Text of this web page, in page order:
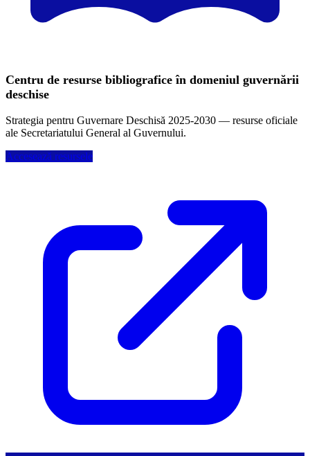
Centru de resurse bibliografice în domeniul guvernării
deschise
Strategia pentru Guvernare Deschisă 2025-2030 — resurse oficiale
ale Secretariatului General al Guvernului.
Accesează resursele